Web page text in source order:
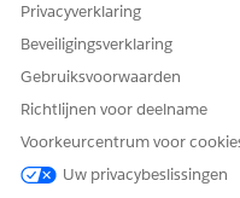
HEEFT DIT
Laat ons weten wat we
Privacyverklaring
Beveiligingsverklaring
Gebruiksvoorwaarden
Richtlijnen voor deelname
Voorkeurcentrum voor
Uw privacybeslissingen